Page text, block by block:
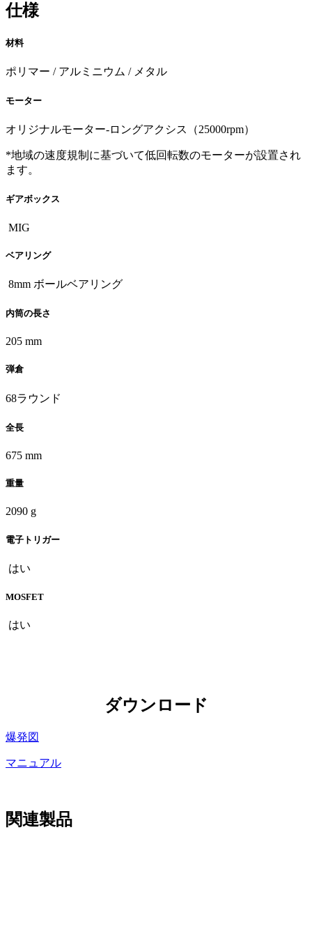
仕様
材料
ポリマー / アルミニウム / メタル
モーター
オリジナルモーター-ロングアクシス（25000rpm）
*地域の速度規制に基づいて低回転数のモーターが設置され
ます。
ギアボックス
MIG
ベアリング
8mm ボールベアリング
内筒の長さ
205 mm
弾倉
68ラウンド
全長
675 mm
重量
2090 g
電子トリガー
はい
MOSFET
はい
ダウンロード
爆発図
マニュアル
関連製品